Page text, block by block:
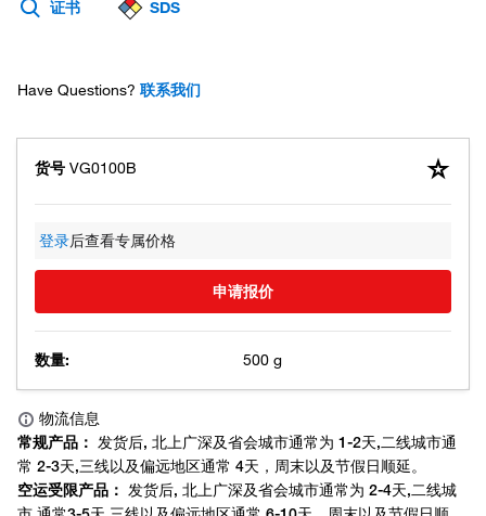
证书 SDS
Have Questions? 联系我们
货号 VG0100B
登录后查看专属价格
申请报价
数量: 500 g